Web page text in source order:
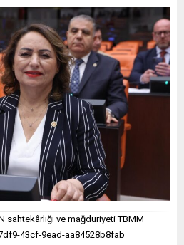
sahtekârlığı ve mağduriyeti TBMM
43cf-9ead-aa84528b8fab